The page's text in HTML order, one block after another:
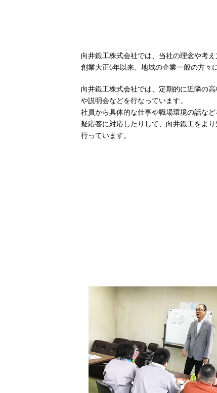
向井鍛工株式会社では、当社の理念や考
創業大正6年以来、地域の企業一般の方々
向井鍛工株式会社では、定期的に近隣の
や説明会などを行なっています。
社員から具体的な仕事や職場環境の話な
疑応答に対応したりして、向井鍛工をよ
行っています。